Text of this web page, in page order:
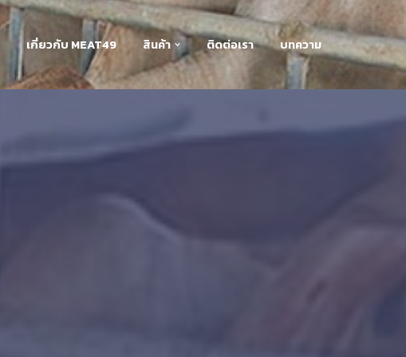
เกี่ยวกับ MEAT49 สินค้า ติดต่อเรา บทความ